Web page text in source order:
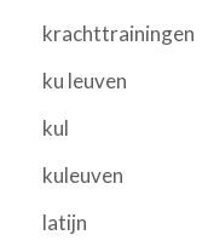
krachttrainingen
ku leuven
kul
kuleuven
latijn